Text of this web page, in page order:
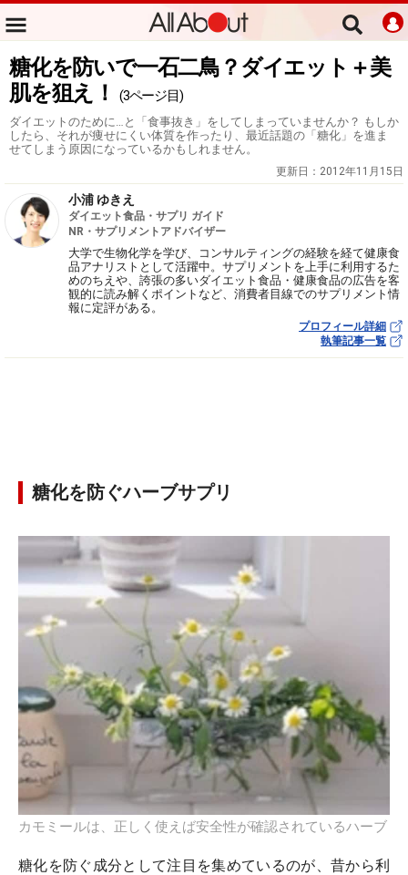
糖化を防いで一石二鳥？ダイエット＋美
肌を狙え！
(3ページ目)
ダイエットのために…と「食事抜き」をしてしまっていませんか？ もしか
したら、それが痩せにくい体質を作ったり、最近話題の「糖化」を進ま
せてしまう原因になっているかもしれません。
更新日： 2012年11月15日
小浦 ゆきえ
ダイエット食品・サプリ ガイド
NR・サプリメントアドバイザー
大学で生物化学を学び、コンサルティングの経験を経て健康食
品アナリストとして活躍中。サプリメントを上手に利用するた
めのちえや、誇張の多いダイエット食品・健康食品の広告を客
観的に読み解くポイントなど、消費者目線でのサプリメント情
報に定評がある。
プロフィール詳細
執筆記事一覧
糖化を防ぐハーブサプリ
カモミールは、正しく使えば安全性が確認されているハーブ
糖化を防ぐ成分として注目を集めているのが、昔から利